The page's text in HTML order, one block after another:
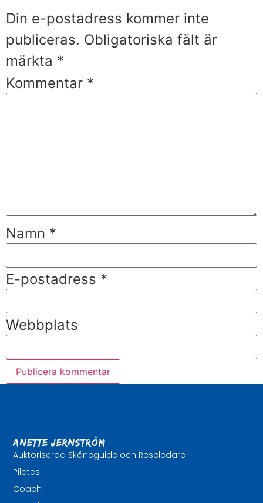
Din e-postadress kommer inte
publiceras. Obligatoriska fält är
märkta *
Kommentar *
Namn *
E-postadress *
Webbplats
Anette Jernström
Auktoriserad Skåneguide och Reseledare
Pilates
Coach